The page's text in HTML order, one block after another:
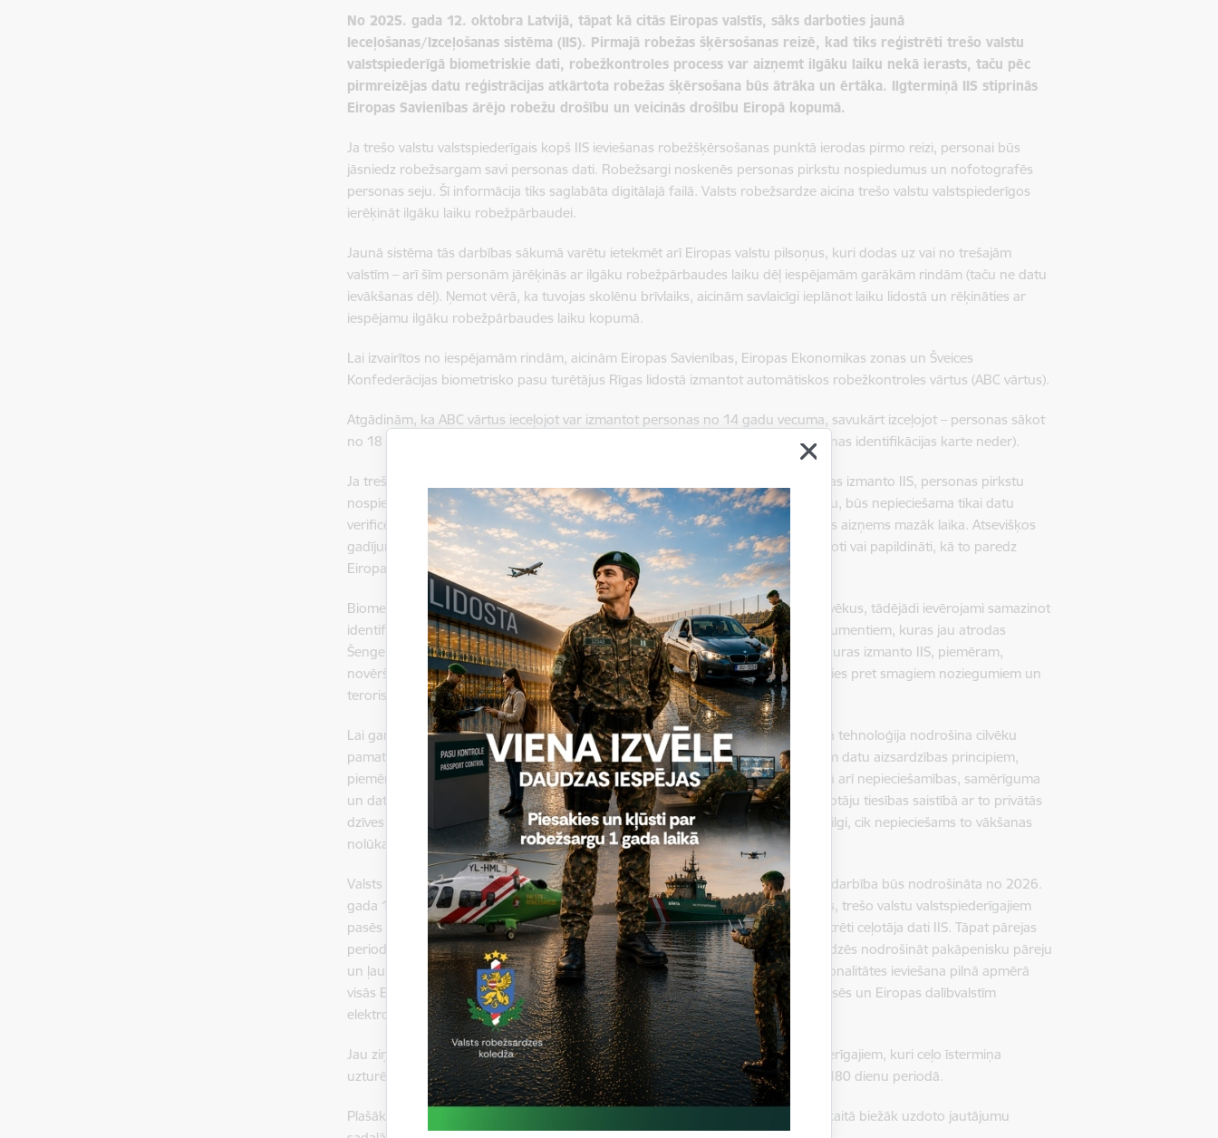
No 2025. gada 12. oktobra Latvijā, tāpat kā citās Eiropas valstīs, sāks darboties jaunā
Ieceļošanas/Izceļošanas sistēma (IIS). Pirmajā robežas šķērsošanas reizē, kad tiks reģistrēti trešo valstu
valstspiederīgā biometriskie dati, robežkontroles process var aizņemt ilgāku laiku nekā ierasts, taču pēc
pirmreizējas datu reģistrācijas atkārtota robežas šķērsošana būs ātrāka un ērtāka. Ilgtermiņā IIS stiprinās
Eiropas Savienības ārējo robežu drošību un veicinās drošību Eiropā kopumā.
Ja trešo valstu valstspiederīgais kopš IIS ieviešanas robežšķērsošanas punktā ierodas pirmo reizi, personai būs
jāsniedz robežsargam savi personas dati. Robežsargi noskenēs personas pirkstu nospiedumus un nofotografēs
personas seju. Šī informācija tiks saglabāta digitālajā failā. Valsts robežsardze aicina trešo valstu valstspiederīgos
ierēķināt ilgāku laiku robežpārbaudei.
Jaunā sistēma tās darbības sākumā varētu ietekmēt arī Eiropas valstu pilsoņus, kuri dodas uz vai no trešajām
valstīm – arī šīm personām jārēķinās ar ilgāku robežpārbaudes laiku dēļ iespējamām garākām rindām (taču ne datu
ievākšanas dēļ). Ņemot vērā, ka tuvojas skolēnu brīvlaiks, aicinām savlaicīgi ieplānot laiku lidostā un rēķināties ar
iespējamu ilgāku robežpārbaudes laiku kopumā.
Lai izvairītos no iespējamām rindām, aicinām Eiropas Savienības, Eiropas Ekonomikas zonas un Šveices
Konfederācijas biometrisko pasu turētājus Rīgas lidostā izmantot automātiskos robežkontroles vārtus (ABC vārtus).
Atgādinām, ka ABC vārtus ieceļojot var izmantot personas no 14 gadu vecuma, savukārt izceļojot – personas sākot
no 18 gadu vecuma. ABC vārtu izmantošanai obligāti nepieciešama pase (personas identifikācijas karte neder).
Ja trešo valstu valstspiederīgais atkārtoti šķērsos to Eiropas valstu robežas, kuras izmanto IIS, personas pirkstu
nospiedumi un sejas attēls jau būs reģistrēts IIS. Šajā gadījumā, šķērsojot robežu, būs nepieciešama tikai datu
verificēšana – robežsargs pārbaudīs pirkstu nospiedumus vai sejas attēlu, un tas aizņems mazāk laika. Atsevišķos
gadījumos, ja tas ir nepieciešams, trešo valstu valstspiederīgo dati IIS var tikt laboti vai papildināti, kā to paredz
Eiropas Parlamenta un Padomes Regula (ES) 2017/2226 par IIS izveidi.
Biometrisko datu izmantošana ir uzticama metode, kas ļauj precīzi identificēt cilvēkus, tādējādi ievērojami samazinot
identifikācijas kļūdas, kā arī identificēt personas bez personu apliecinošiem dokumentiem, kuras jau atrodas
Šengenas zonā. Biometrisko datu vākšana var uzlabot drošību Eiropas valstīs, kuras izmanto IIS, piemēram,
novēršot personu pazušanu vai nonākšanu pie cilvēku tirgotājiem, palīdzot cīnīties pret smagiem noziegumiem un
terorismu.
Lai gan biometrisko datu vākšana var ietekmēt ceļotāju privātumu, IIS izmantotā tehnoloģija nodrošina cilvēku
pamattiesību aizsardzību.IIS atbilst Vispārīgo datu aizsardzības regulas un citiem datu aizsardzības principiem,
piemēram, integrētai datu aizsardzībai un datu aizsardzībai pēc noklusējuma, kā arī nepieciešamības, samērīguma
un datu kvalitātes prasībām. Ir īstenoti piesardzības pasākumi, lai aizsargātu ceļotāju tiesības saistībā ar to privātās
dzīves un personas datu aizsardzību. Šie personas dati tiks saglabāti IIS tikai tik ilgi, cik nepieciešams to vākšanas
nolūkam(-iem).
Valsts robežsardze atgādina, ka IIS tiks ieviesta pakāpeniski un pilnīga sistēmas darbība būs nodrošināta no 2026.
gada 10. aprīļa. Līdz tam, šķērsojot Latvijas un citu Eiropas valstu ārējās robežas, trešo valstu valstspiederīgajiem
pasēs joprojām tiks gan iespiesti ieceļošanas un izceļošanas spiedogi, gan reģistrēti ceļotāja dati IIS. Tāpat pārejas
periodā nedarbosies uzturēšanās dienu automātiskais kalkulators. Šī pieeja palīdzēs nodrošināt pakāpenisku pāreju
un ļaus robežkontroles punktiem pilnībā pielāgoties jaunajai sistēmai. IIS funkcionalitātes ieviešana pilnā apmērā
visās Eiropas valstīs (pēc 2026. gada 10. aprīļa) ļaus atteikties no spiedogiem pasēs un Eiropas dalībvalstīm
elektroniski apmainīties ar informāciju par ceļotāju.
Jau ziņots, ka IIS ilgtermiņā atvieglos ceļošanu uz Eiropu trešo valstu valstspiederīgajiem, kuri ceļo īstermiņa
uzturēšanās nolūkā un kuriem paredzēta uzturēšanās līdz 90 dienām jebkurā 180 dienu periodā.
Plašāka informācija par IIS pieejama tīmekļvietnē travel-europe.europa.eu, tai skaitā biežāk uzdoto jautājumu